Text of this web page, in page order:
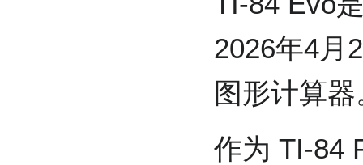
2026年4月
图形计算器
作为 TI-84